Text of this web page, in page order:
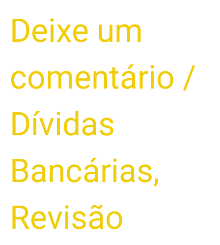
Deixe um
comentário /
Dívidas
Bancárias,
Revisão
um
Acordo
Recomeçar!